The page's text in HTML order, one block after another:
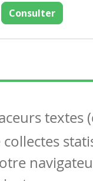
Consulter